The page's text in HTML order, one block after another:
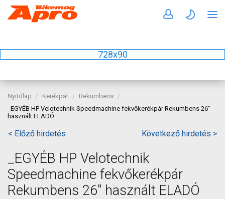
728x90
Nyitólap Kerékpár
Rekumbens
_EGYÉB HP Velotechnik Speedmachine fekvőkerékpár Rekumbens 26"
használt ELADÓ
< Előző hirdetés Következő hirdetés >
_EGYÉB HP Velotechnik
Speedmachine fekvőkerékpár
Rekumbens 26" használt ELADÓ